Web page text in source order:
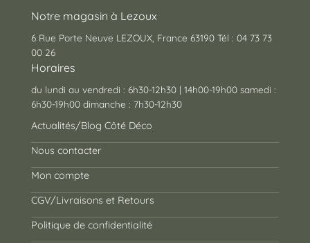
Notre magasin à Lezoux
6 Rue Porte Neuve LEZOUX, France 63190 Tél : 04 73 73
00 26
Horaires
du lundi au vendredi : 6h30-12h30 | 14h00-19h00 samedi :
6h30-19h00 dimanche : 7h30-12h30
Actualités/Blog Côté Déco
Nous contacter
Mon compte
CGV/Livraisons et Retours
Politique de confidentialité